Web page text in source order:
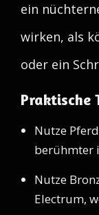
ein
wirken, als
oder ein
Praktische
Nutze
berühmter
Nutze
Electrum,